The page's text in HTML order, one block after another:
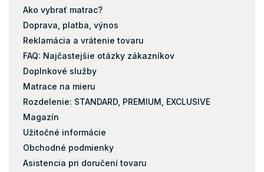
Ako vybrať matrac?
Doprava, platba, výnos
Reklamácia a vrátenie tovaru
FAQ: Najčastejšie otázky zákazníkov
Doplnkové služby
Matrace na mieru
Rozdelenie: STANDARD, PREMIUM, EXCLUSIVE
Magazín
Užitočné informácie
Obchodné podmienky
Asistencia pri doručení tovaru